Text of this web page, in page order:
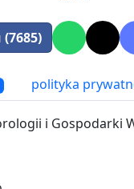
polityka
i Gospodarki